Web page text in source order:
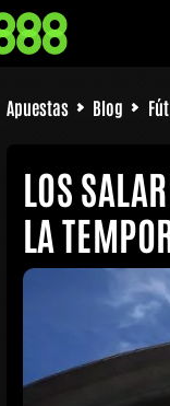
Apuestas Blog
LOS
LA